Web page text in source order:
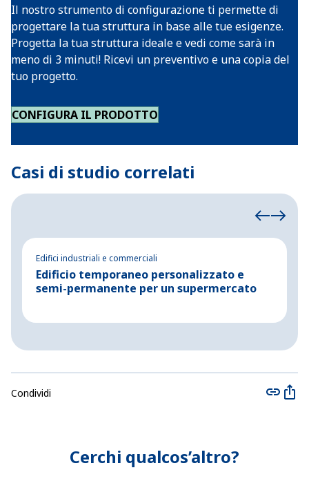
Il nostro strumento di configurazione ti permette di
progettare la tua struttura in base alle tue esigenze.
Progetta la tua struttura ideale e vedi come sarà in
meno di 3 minuti! Ricevi un preventivo e una copia del
tuo progetto.
CONFIGURA IL PRODOTTO
Casi di studio correlati
Edifici industriali e commerciali
Edificio temporaneo personalizzato e
semi-permanente per un supermercato
Condividi
Cerchi qualcos’altro?